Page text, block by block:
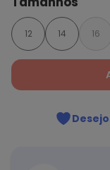
12 14 16